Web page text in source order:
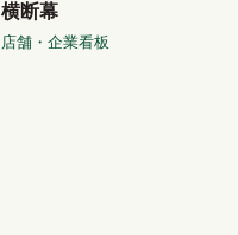
横断幕
店舗・企業看板